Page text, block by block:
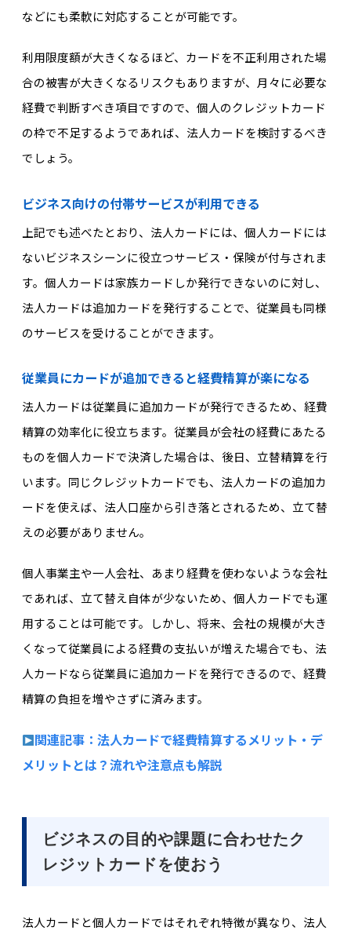
などにも柔軟に対応することが可能です。
利用限度額が大きくなるほど、カードを不正利用された場
合の被害が大きくなるリスクもありますが、月々に必要な
経費で判断すべき項目ですので、個人のクレジットカード
の枠で不足するようであれば、法人カードを検討するべき
でしょう。
ビジネス向けの付帯サービスが利用できる
上記でも述べたとおり、法人カードには、個人カードには
ないビジネスシーンに役立つサービス・保険が付与されま
す。個人カードは家族カードしか発行できないのに対し、
法人カードは追加カードを発行することで、従業員も同様
のサービスを受けることができます。
従業員にカードが追加できると経費精算が楽になる
法人カードは従業員に追加カードが発行できるため、経費
精算の効率化に役立ちます。従業員が会社の経費にあたる
ものを個人カードで決済した場合は、後日、立替精算を行
います。同じクレジットカードでも、法人カードの追加カ
ードを使えば、法人口座から引き落とされるため、立て替
えの必要がありません。
個人事業主や一人会社、あまり経費を使わないような会社
であれば、立て替え自体が少ないため、個人カードでも運
用することは可能です。しかし、将来、会社の規模が大き
くなって従業員による経費の支払いが増えた場合でも、法
人カードなら従業員に追加カードを発行できるので、経費
精算の負担を増やさずに済みます。
関連記事：法人カードで経費精算するメリット・デ
メリットとは？流れや注意点も解説
ビジネスの目的や課題に合わせたク
レジットカードを使おう
法人カードと個人カードではそれぞれ特徴が異なり、法人